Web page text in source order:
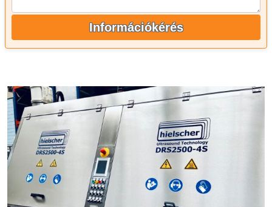
Információkérés